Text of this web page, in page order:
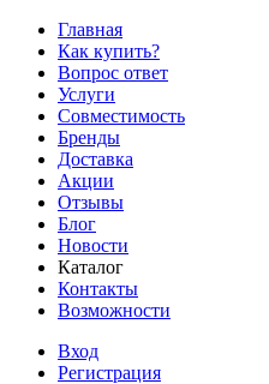
Главная
Как купить?
Вопрос ответ
Услуги
Совместимость
Бренды
Доставка
Акции
Отзывы
Блог
Новости
Каталог
Контакты
Возможности
Вход
Регистрация